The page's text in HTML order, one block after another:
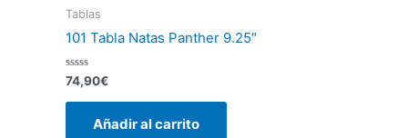
Tablas
101 Tabla Natas Panther 9.25″
Valorado
con
0
74,90€
Añadir al carrito